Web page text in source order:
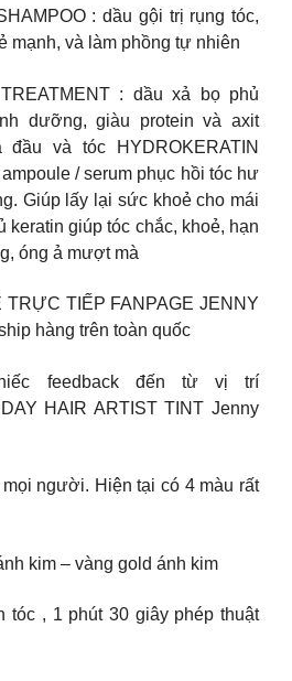
: dầu gội trị rụng tóc,
mạnh, và làm phồng tự nhiên
: dầu xả bọ phủ
dưỡng, giàu protein và axit
và tóc HYDROKERATIN
/ serum phục hồi tóc hư
Giúp lấy lại sức khoẻ cho mái
keratin giúp tóc chắc, khoẻ, hạn
óng ả mượt mà
TRỰC TIẾP FANPAGE JENNY
hàng trên toàn quốc
feedback đến từ vị trí
HAIR ARTIST TINT Jenny
người. Hiện tại có 4 màu rất
kim – vàng gold ánh kim
tóc , 1 phút 30 giây phép thuật